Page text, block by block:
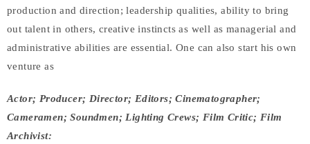
production and direction; leadership qualities, ability to bring
out talent in others, creative instincts as well as managerial and
administrative abilities are essential. One can also start his own
venture as
Actor; Producer; Director; Editors; Cinematographer;
Cameramen; Soundmen; Lighting Crews; Film Critic; Film
Archivist: